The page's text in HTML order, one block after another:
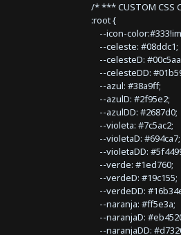
/* *** CUSTOM CSS
:root {
--icon-
--celeste: #08ddc1;
--celesteD:
--celesteDD:
--azul: #38a9ff;
--azulD: #2f95e2;
--azulDD: #2687d0;
--violeta: #7c5ac2;
--violetaD: #694ca7;
--violetaDD:
--verde: #1ed760;
--verdeD: #19c155;
--verdeDD:
--naranja: #ff5e3a;
--naranjaD:
--naranjaDD: